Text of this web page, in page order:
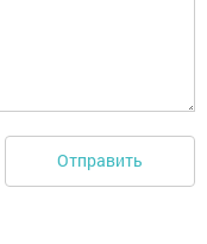
Отправить